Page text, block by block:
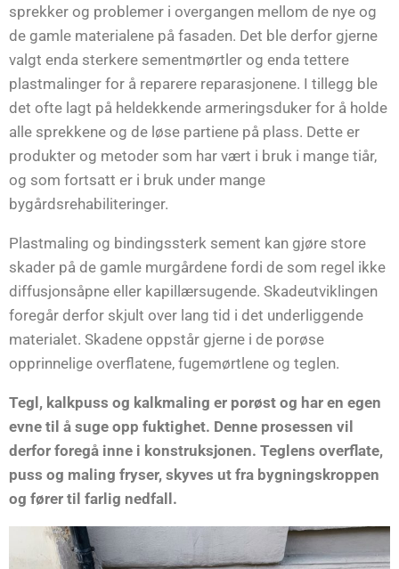
sprekker og problemer i overgangen mellom de nye og
de gamle materialene på fasaden. Det ble derfor gjerne
valgt enda sterkere sementmørtler og enda tettere
plastmalinger for å reparere reparasjonene. I tillegg ble
det ofte lagt på heldekkende armeringsduker for å holde
alle sprekkene og de løse partiene på plass. Dette er
produkter og metoder som har vært i bruk i mange tiår,
og som fortsatt er i bruk under mange
bygårdsrehabiliteringer.
Plastmaling og bindingssterk sement kan gjøre store
skader på de gamle murgårdene fordi de som regel ikke
diffusjonsåpne eller kapillærsugende. Skadeutviklingen
foregår derfor skjult over lang tid i det underliggende
materialet. Skadene oppstår gjerne i de porøse
opprinnelige overflatene, fugemørtlene og teglen.
Tegl, kalkpuss og kalkmaling er porøst og har en egen
evne til å suge opp fuktighet. Denne prosessen vil
derfor foregå inne i konstruksjonen. Teglens overflate,
puss og maling fryser, skyves ut fra bygningskroppen
og fører til farlig nedfall.